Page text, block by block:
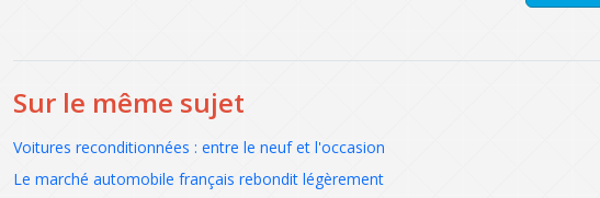
Sur le même sujet
Voitures reconditionnées : entre le neuf et l'occasion
Le marché automobile français rebondit légèrement